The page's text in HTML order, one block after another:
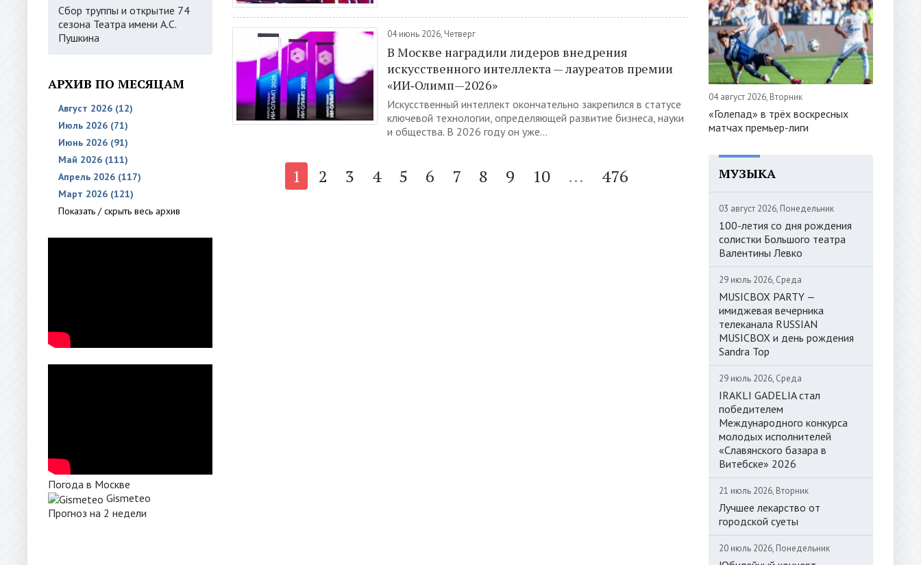
Сбор труппы и открытие 74
сезона Театра имени А.С.
Пушкина
АРХИВ ПО МЕСЯЦАМ
Август 2026 (12)
Июль 2026 (71)
Июнь 2026 (91)
Май 2026 (111)
Апрель 2026 (117)
Март 2026 (121)
Показать / скрыть весь архив
Погода в Москве
Gismeteo
Прогноз на 2 недели
04 июнь 2026, Четверг
В Москве наградили лидеров внедрения
искусственного интеллекта — лауреатов премии
«ИИ‑Олимп—2026»
Искусственный интеллект окончательно закрепился в статусе
ключевой технологии, определяющей развитие бизнеса, науки
и общества. В 2026 году он уже...
1 2 3 4 5 6 7 8 9 10 ... 476
04 август 2026, Вторник
«Голепад» в трёх воскресных
матчах премьер-лиги
МУЗЫКА
03 август 2026, Понедельник
100-летия со дня рождения
солистки Большого театра
Валентины Левко
29 июль 2026, Среда
MUSICBOX PARTY —
имиджевая вечерника
телеканала RUSSIAN
MUSICBOX и день рождения
Sandra Top
29 июль 2026, Среда
IRAKLI GADELIA стал
победителем
Международного конкурса
молодых исполнителей
«Славянского базара в
Витебске» 2026
21 июль 2026, Вторник
Лучшее лекарство от
городской суеты
20 июль 2026, Понедельник